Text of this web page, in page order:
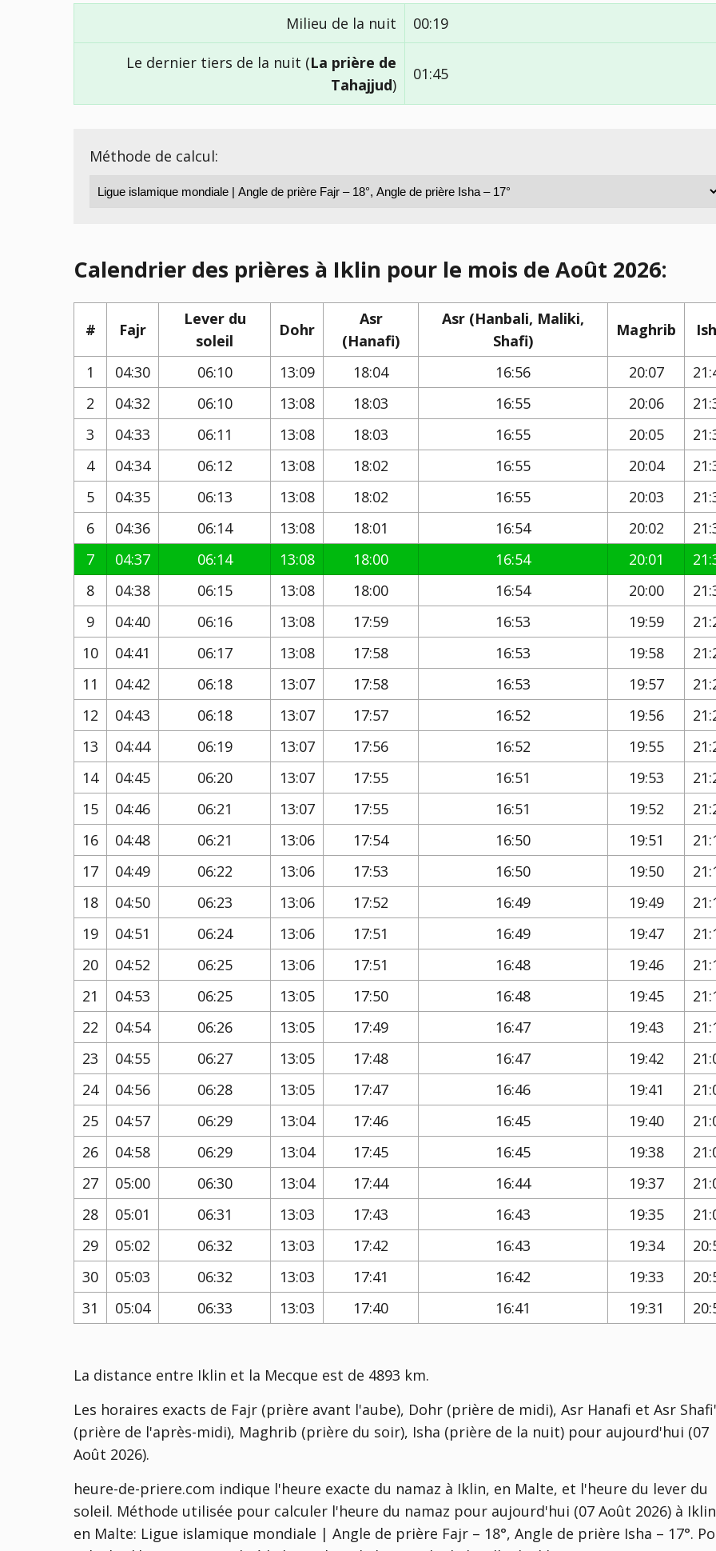
Milieu de la nuit 00:19
Le dernier tiers de la nuit (La prière de
Tahajjud)
01:45
Méthode de calcul:
Calendrier des prières à Iklin pour le mois de Août 2026:
# Fajr
Lever du
soleil
Dohr
Asr
(Hanafi)
Asr (Hanbali, Maliki,
Shafi)
Maghrib
1 04:30 06:10 13:09 18:04 16:56 20:07
2
04:32 06:10 13:08 18:03 16:55 20:06
3
04:33 06:11 13:08 18:03 16:55 20:05
4
04:34 06:12 13:08 18:02 16:55 20:04
5
04:35 06:13 13:08 18:02 16:55 20:03
6
04:36 06:14 13:08 18:01 16:54 20:02
7
04:37 06:14 13:08 18:00 16:54 20:01
8
04:38 06:15 13:08 18:00 16:54 20:00
9
04:40 06:16 13:08 17:59 16:53 19:59
10
04:41 06:17 13:08 17:58 16:53 19:58
11
04:42 06:18 13:07 17:58 16:53 19:57
12
04:43 06:18 13:07 17:57 16:52 19:56
13
04:44 06:19 13:07 17:56 16:52 19:55
14
04:45 06:20 13:07 17:55 16:51 19:53
15
04:46 06:21 13:07 17:55 16:51 19:52
16
04:48 06:21 13:06 17:54 16:50 19:51
17
04:49 06:22 13:06 17:53 16:50 19:50
18
04:50 06:23 13:06 17:52 16:49 19:49
19
04:51 06:24 13:06 17:51 16:49 19:47
20
04:52 06:25 13:06 17:51 16:48 19:46
21
04:53 06:25 13:05 17:50 16:48 19:45
22
04:54 06:26 13:05 17:49 16:47 19:43
23
04:55 06:27 13:05 17:48 16:47 19:42
24
04:56 06:28 13:05 17:47 16:46 19:41
25
04:57 06:29 13:04 17:46 16:45 19:40
26
04:58 06:29 13:04 17:45 16:45 19:38
27
05:00 06:30 13:04 17:44 16:44 19:37
28
05:01 06:31 13:03 17:43 16:43 19:35
29
05:02 06:32 13:03 17:42 16:43 19:34
30
05:03 06:32 13:03 17:41 16:42 19:33
31
05:04 06:33 13:03 17:40 16:41 19:31
La distance entre Iklin et la Mecque est de 4893 km.
Les horaires exacts de Fajr (prière avant l'aube), Dohr (prière de midi), Asr Hanafi et Asr
(prière de l'après-midi), Maghrib (prière du soir), Isha (prière de la nuit) pour aujourd'hui (07
Août 2026).
heure-de-priere.com indique l'heure exacte du namaz à Iklin, en Malte, et l'heure du lever du
soleil. Méthode utilisée pour calculer l'heure du namaz pour aujourd'hui (07 Août 2026) à
en Malte: Ligue islamique mondiale | Angle de prière Fajr – 18°, Angle de prière Isha – 17°.